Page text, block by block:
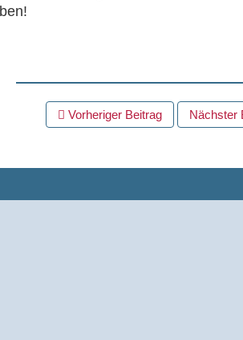
Vorheriger Beitrag Nächster